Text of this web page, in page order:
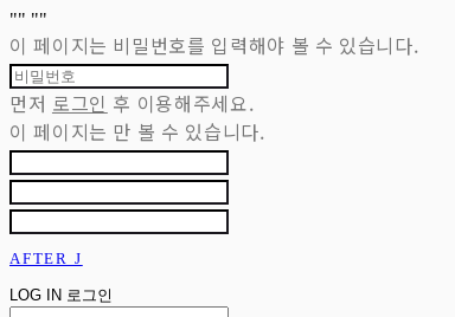
"" ""
이 페이지는 비밀번호를 입력해야 볼 수 있습니다.
먼저 로그인 후 이용해주세요.
이 페이지는 만 볼 수 있습니다.
AFTER J
LOG IN 로그인